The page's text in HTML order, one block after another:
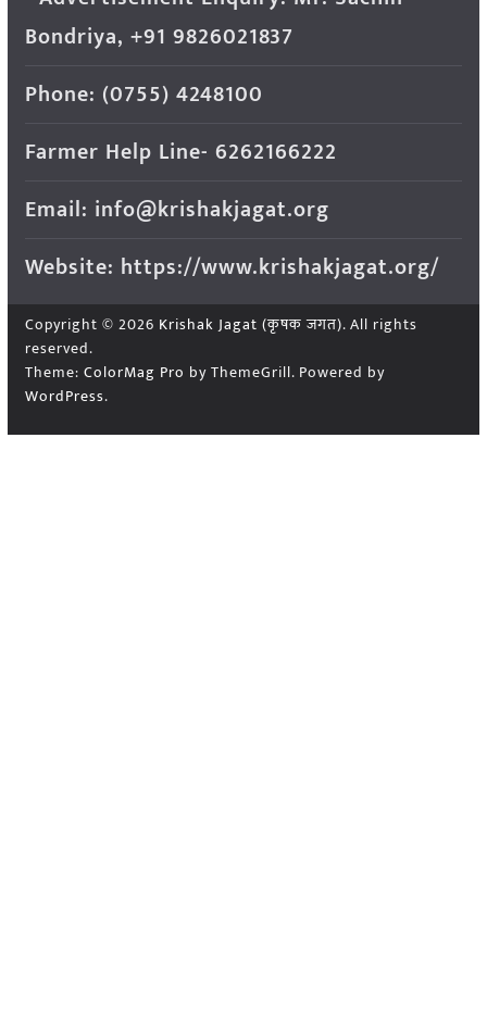
Bondriya, +91 9826021837
Phone: (0755) 4248100
Farmer Help Line- 6262166222
Email: info@krishakjagat.org
Website: https://www.krishakjagat.org/
Copyright © 2026 Krishak Jagat (कृषक जगत). All rights
reserved.
Theme: ColorMag Pro by ThemeGrill. Powered by
WordPress.